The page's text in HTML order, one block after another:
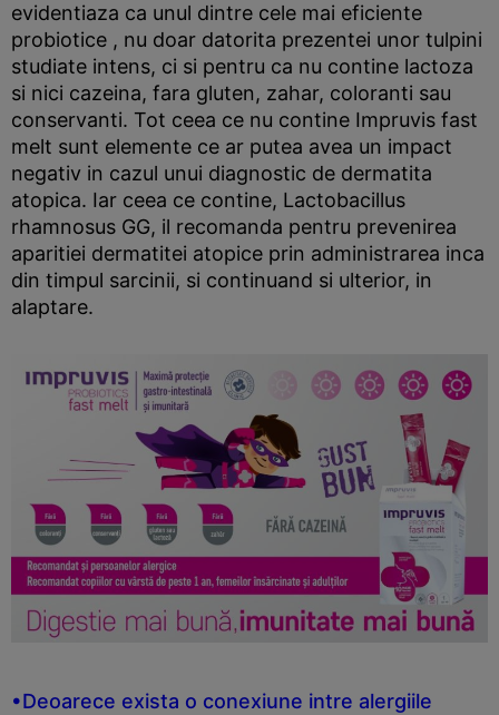
evidentiaza ca unul dintre cele mai eficiente
probiotice , nu doar datorita prezentei unor tulpini
studiate intens, ci si pentru ca nu contine lactoza
si nici cazeina, fara gluten, zahar, coloranti sau
conservanti. Tot ceea ce nu contine Impruvis fast
melt sunt elemente ce ar putea avea un impact
negativ in cazul unui diagnostic de dermatita
atopica. Iar ceea ce contine, Lactobacillus
rhamnosus GG, il recomanda pentru prevenirea
aparitiei dermatitei atopice prin administrarea inca
din timpul sarcinii, si continuand si ulterior, in
alaptare.
•Deoarece exista o conexiune intre alergiile